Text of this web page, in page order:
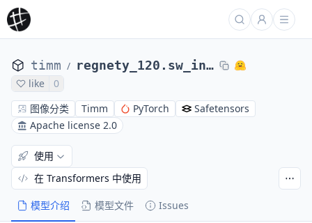
timm / regnety_120.sw_in12k
like
0
图像分类
Timm PyTorch
Safetensors
Apache license 2.0
模型介绍 模型文件 Issues
使用
在 Transformers 中使用